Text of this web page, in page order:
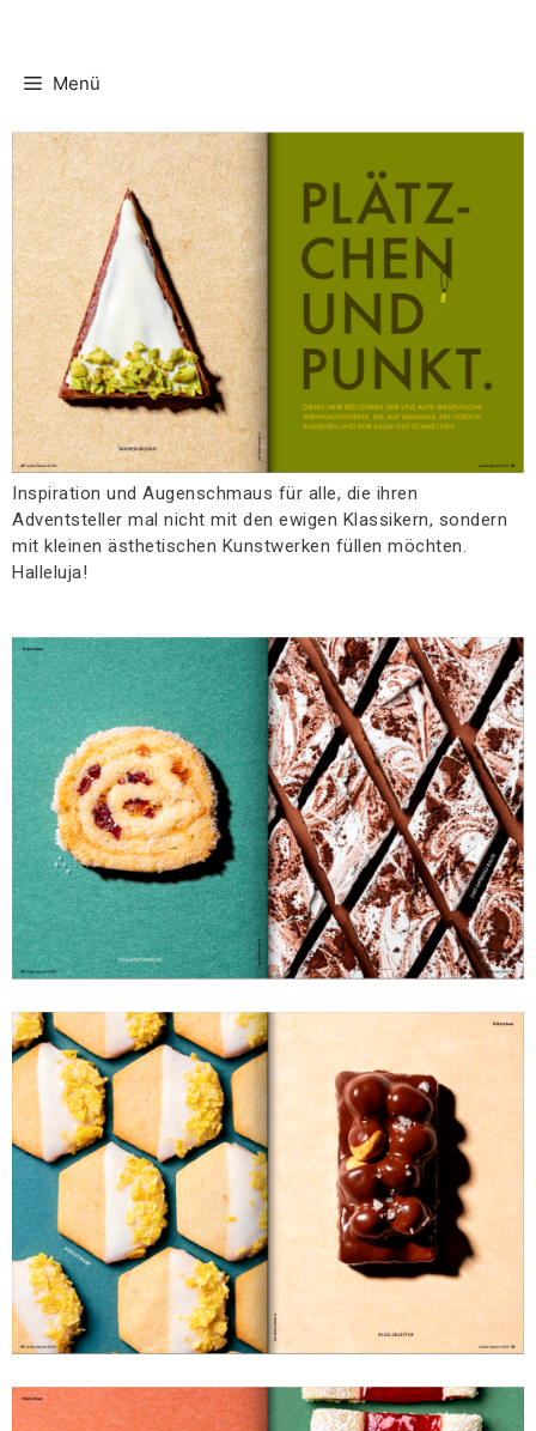
Menü
Inspiration und Augenschmaus für alle, die ihren
Adventsteller mal nicht mit den ewigen Klassikern, sondern
mit kleinen ästhetischen Kunstwerken füllen möchten.
Halleluja!